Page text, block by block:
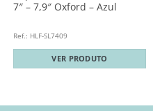
7″ – 7,9″ Oxford – Azul
Ref.: HLF-SL7409
VER PRODUTO